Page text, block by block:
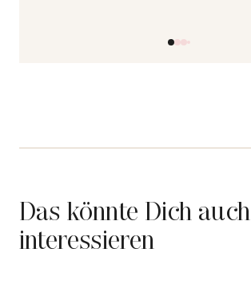
Das könnte Dich auch
interessieren